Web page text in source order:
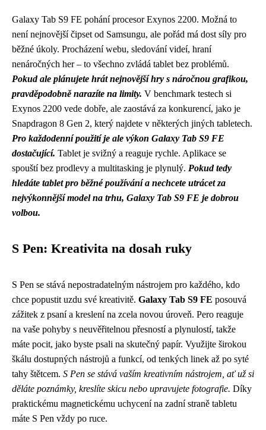
Galaxy Tab S9 FE pohání procesor Exynos 2200. Možná to
není nejnovější čipset od Samsungu, ale pořád má dost síly pro
běžné úkoly. Procházení webu, sledování videí, hraní
nenáročných her – to všechno zvládá tablet bez problémů.
Pokud ale plánujete hrát nejnovější hry s náročnou grafikou,
pravděpodobně narazíte na limity. V benchmark testech si
Exynos 2200 vede dobře, ale zaostává za konkurencí, jako je
Snapdragon 8 Gen 2, který najdete v některých jiných tabletech.
Pro každodenní použití je ale výkon Galaxy Tab S9 FE
dostačující. Tablet je svižný a reaguje rychle. Aplikace se
spouští bez prodlevy a multitasking je plynulý. Pokud tedy
hledáte tablet pro běžné používání a nechcete utrácet za
nejvýkonnější model na trhu, Galaxy Tab S9 FE je dobrou
volbou.
S Pen: Kreativita na dosah ruky
S Pen se stává nepostradatelným nástrojem pro každého, kdo
chce popustit uzdu své kreativitě. Galaxy Tab S9 FE posouvá
zážitek z psaní a kreslení na zcela novou úroveň. Pero reaguje
na vaše pohyby s neuvěřitelnou přesností a plynulostí, takže
máte pocit, jako byste psali na skutečný papír. Využijte širokou
škálu dostupných nástrojů a funkcí, od tenkých linek až po syté
tahy štětcem. S Pen se stává vaším kreativním nástrojem, ať už si
děláte poznámky, kreslíte skicu nebo upravujete fotografie. Díky
praktickému magnetickému uchycení na zadní straně tabletu
máte S Pen vždy po ruce.